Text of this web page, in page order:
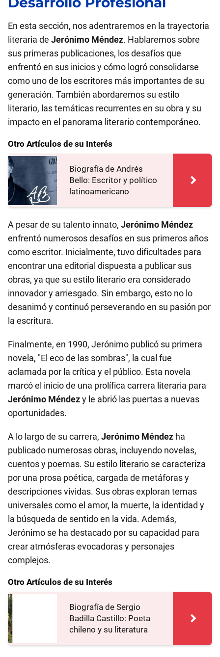
En esta sección, nos adentraremos en la trayectoria
literaria de Jerónimo Méndez. Hablaremos sobre
sus primeras publicaciones, los desafíos que
enfrentó en sus inicios y cómo logró consolidarse
como uno de los escritores más importantes de su
generación. También abordaremos su estilo
literario, las temáticas recurrentes en su obra y su
impacto en el panorama literario contemporáneo.
Otro Artículos de su Interés
Biografía de Andrés
Bello: Escritor y político
latinoamericano
A pesar de su talento innato, Jerónimo Méndez
enfrentó numerosos desafíos en sus primeros años
como escritor. Inicialmente, tuvo dificultades para
encontrar una editorial dispuesta a publicar sus
obras, ya que su estilo literario era considerado
innovador y arriesgado. Sin embargo, esto no lo
desanimó y continuó perseverando en su pasión por
la escritura.
Finalmente, en 1990, Jerónimo publicó su primera
novela, "El eco de las sombras", la cual fue
aclamada por la crítica y el público. Esta novela
marcó el inicio de una prolífica carrera literaria para
Jerónimo Méndezy le abrió las puertas a nuevas
oportunidades.
A lo largo de su carrera, Jerónimo Méndez ha
publicado numerosas obras, incluyendo novelas,
cuentos y poemas. Su estilo literario se caracteriza
por una prosa poética, cargada de metáforas y
descripciones vívidas. Sus obras exploran temas
universales como el amor, la muerte, la identidad y
la búsqueda de sentido en la vida. Además,
Jerónimo se ha destacado por su capacidad para
crear atmósferas evocadoras y personajes
complejos.
Otro Artículos de su Interés
Biografía de Sergio
Badilla Castillo: Poeta
chileno y su literatura